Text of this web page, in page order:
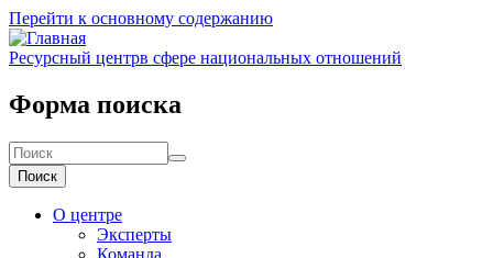
Перейти к основному содержанию
Ресурсный центрв сфере национальных отношений
Форма поиска
Поиск
О центре
Эксперты
Команда